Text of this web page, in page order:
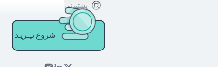
پشتیبانی
شروع تـِـریـد